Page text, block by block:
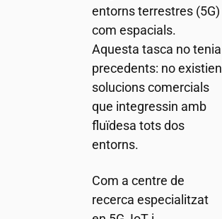
entorns terrestres (5G)
com espacials.
Aquesta tasca no tenia
precedents: no existien
solucions comercials
que integressin amb
fluïdesa tots dos
entorns.
Com a centre de
recerca especialitzat